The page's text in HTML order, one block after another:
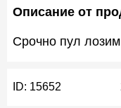
Описание от
Срочно пул
ID: 15652